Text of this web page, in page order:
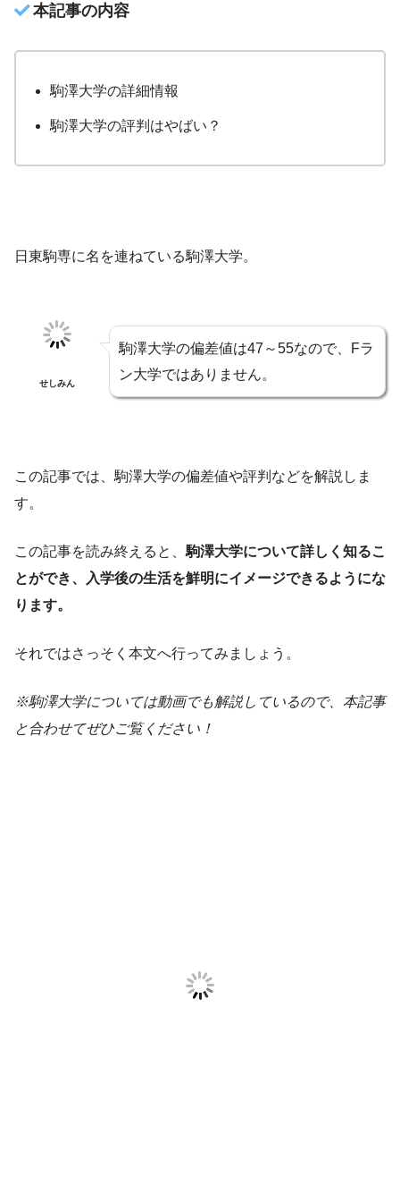
本記事の内容
駒澤大学の詳細情報
駒澤大学の評判はやばい？
日東駒専に名を連ねている駒澤大学。
せしみん
駒澤大学の偏差値は47～55なので、Fラ
ン大学ではありません。
この記事では、駒澤大学の偏差値や評判などを解説しま
す。
この記事を読み終えると、 駒澤大学について詳しく知るこ
とができ、入学後の生活を鮮明にイメージできるようにな
ります。
それではさっそく本文へ行ってみましょう。
※駒澤大学については動画でも解説しているので、本記事
と合わせてぜひご覧ください！